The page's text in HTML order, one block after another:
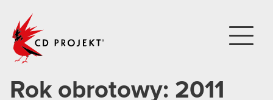
Rok obrotowy: 2011